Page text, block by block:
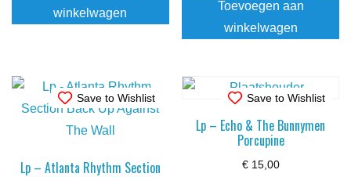
winkelwagen
Toevoegen aan
winkelwagen
Save to Wishlist
Lp – Atlanta Rhythm Section
Save to Wishlist
Lp – Echo & The Bunnymen
Porcupine
€15,00